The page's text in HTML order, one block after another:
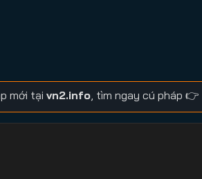
mới tại vn2.info , tìm ngay cú pháp 👉